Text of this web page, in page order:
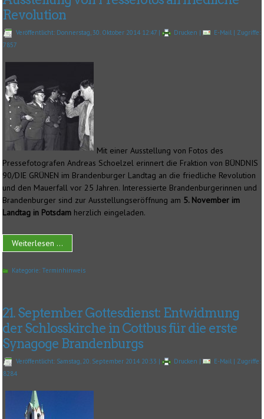
Revolution
Veröffentlicht: Donnerstag, 30. Oktober 2014 12:47 | Drucken | E-Mail | Zugriffe:
7857
Mit einer Ausstellung von Fotos des
Pressefotografen Andreas Schoelzel erinnert die Fraktion von BÜNDNIS
90/DIE GRÜNEN im Brandenburger Landtag an die friedliche Revolution
und den Mauerfall vor 25 Jahren. Interessierte Brandenburgerinnen und
Brandenburger sind zur Ausstellungseröffnung am 5. November im
Landtag in Potsdam herzlich eingeladen.
Weiterlesen ...
Kategorie:Terminhinweis
21. September Gottesdienst: Entwidmung
der Schlosskirche in Cottbus für die erste
Synagoge Brandenburgs
Veröffentlicht: Samstag, 20. September 2014 20:33 | Drucken | E-Mail | Zugriffe:
8284